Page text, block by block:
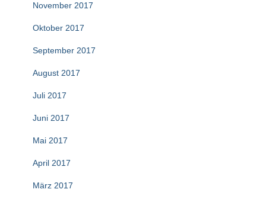
November 2017
Oktober 2017
September 2017
August 2017
Juli 2017
Juni 2017
Mai 2017
April 2017
März 2017